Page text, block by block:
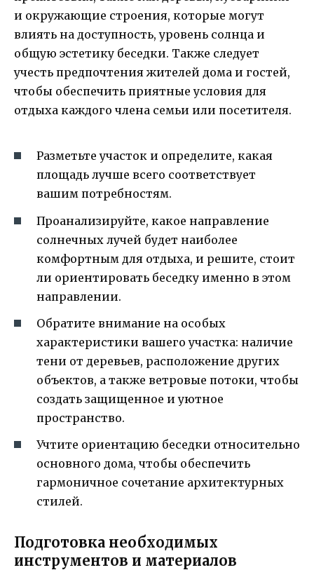
и окружающие строения, которые могут
влиять на доступность, уровень солнца и
общую эстетику беседки. Также следует
учесть предпочтения жителей дома и гостей,
чтобы обеспечить приятные условия для
отдыха каждого члена семьи или посетителя.
Разметьте участок и определите, какая
площадь лучше всего соответствует
вашим потребностям.
Проанализируйте, какое направление
солнечных лучей будет наиболее
комфортным для отдыха, и решите, стоит
ли ориентировать беседку именно в этом
направлении.
Обратите внимание на особых
характеристики вашего участка: наличие
тени от деревьев, расположение других
объектов, а также ветровые потоки, чтобы
создать защищенное и уютное
пространство.
Учтите ориентацию беседки относительно
основного дома, чтобы обеспечить
гармоничное сочетание архитектурных
стилей.
Подготовка необходимых
инструментов и материалов